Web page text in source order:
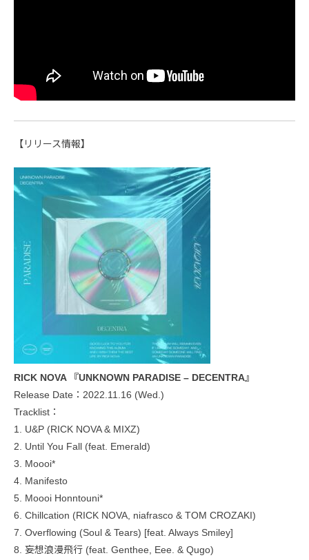
【リリース情報】
RICK NOVA 『UNKNOWN PARADISE – DECENTRA』
Release Date：2022.11.16 (Wed.)
Tracklist：
1. U&P (RICK NOVA & MIXZ)
2. Until You Fall (feat. Emerald)
3. Moooi*
4. Manifesto
5. Moooi Honntouni*
6. Chillcation (RICK NOVA, niafrasco & TOM CROZAKI)
7. Overflowing (Soul & Tears) [feat. Always Smiley]
8. 妄想浪漫飛行 (feat. Genthee, Eee. & Qugo)